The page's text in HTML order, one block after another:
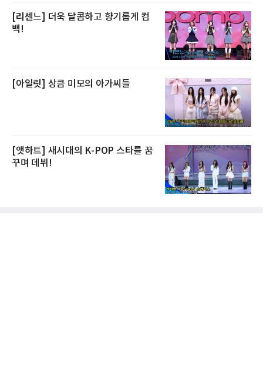
[리센느] 더욱 달콤하고 향기롭게 컴
백!
[아일릿] 상큼 미모의 아가씨들
[앳하트] 새시대의 K-POP 스타를 꿈
꾸며 데뷔!